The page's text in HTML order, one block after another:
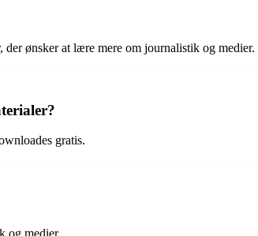
ønsker at lære mere om journalistik og medier.
gratis.
og medier.